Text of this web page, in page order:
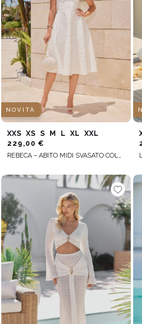
NOVITÀ
XXS XS S M L XL
XXL
229,00 €
REBECA – ABITO MIDI SVASATO COLOR ÉCRU